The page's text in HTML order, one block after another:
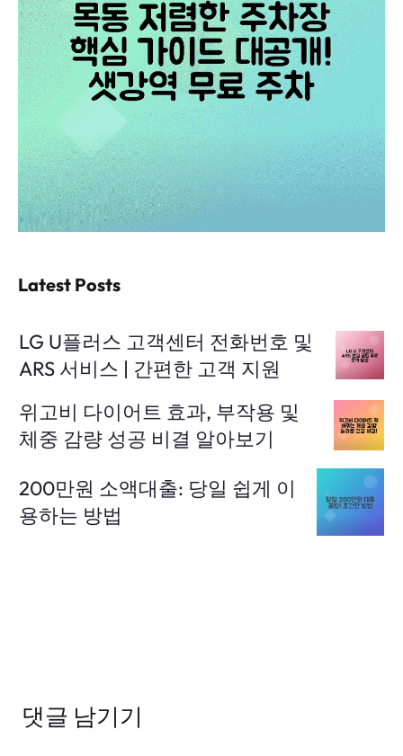
Latest Posts
LG U플러스 고객센터 전화번호 및
ARS 서비스 | 간편한 고객 지원
위고비 다이어트 효과, 부작용 및
체중 감량 성공 비결 알아보기
200만원 소액대출: 당일 쉽게 이
용하는 방법
댓글 남기기